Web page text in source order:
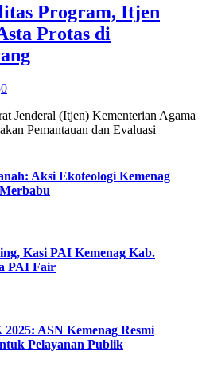
Program, Itjen
Protas di
0
Jenderal (Itjen) Kementerian Agama
Pemantauan dan Evaluasi
Aksi Ekoteologi Kemenag
Kasi PAI Kemenag Kab.
PAI Fair
ASN Kemenag Resmi
Pelayanan Publik